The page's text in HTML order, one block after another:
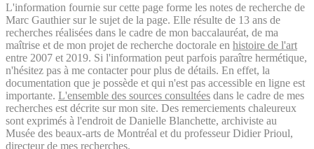
L'information fournie sur cette page forme les notes de recherche de
Marc Gauthier sur le sujet de la page. Elle résulte de 13 ans de
recherches réalisées dans le cadre de mon baccalauréat, de ma
maîtrise et de mon projet de recherche doctorale en histoire de l'art
entre 2007 et 2019. Si l'information peut parfois paraître hermétique,
n'hésitez pas à me contacter pour plus de détails. En effet, la
documentation que je possède et qui n'est pas accessible en ligne est
importante. L'ensemble des sources consultées dans le cadre de mes
recherches est décrite sur mon site. Des remerciements chaleureux
sont exprimés à l'endroit de Danielle Blanchette, archiviste au
Musée des beaux-arts de Montréal et du professeur Didier Prioul,
directeur de mes recherches.